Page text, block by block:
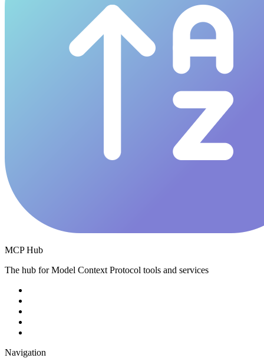
MCP Hub
The hub for Model Context Protocol tools and services
Navigation